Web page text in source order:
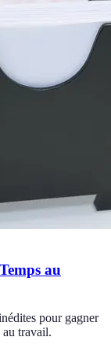
au
pour gagner
au travail.